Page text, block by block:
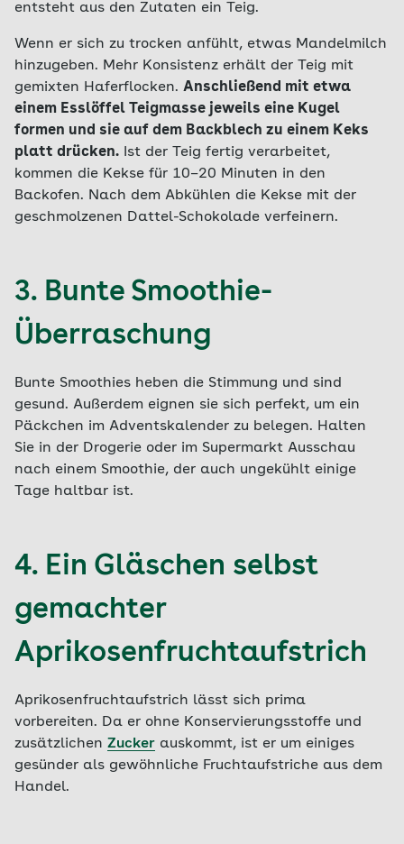
entsteht aus den Zutaten ein Teig.
Wenn er sich zu trocken anfühlt, etwas Mandelmilch
hinzugeben. Mehr Konsistenz erhält der Teig mit
gemixten Haferflocken. Anschließend mit etwa
einem Esslöffel Teigmasse jeweils eine Kugel
formen und sie auf dem Backblech zu einem Keks
platt drücken. Ist der Teig fertig verarbeitet,
kommen die Kekse für 10–20 Minuten in den
Backofen. Nach dem Abkühlen die Kekse mit der
geschmolzenen Dattel-Schokolade verfeinern.
3. Bunte Smoothie-
Überraschung
Bunte Smoothies heben die Stimmung und sind
gesund. Außerdem eignen sie sich perfekt, um ein
Päckchen im Adventskalender zu belegen. Halten
Sie in der Drogerie oder im Supermarkt Ausschau
nach einem Smoothie, der auch ungekühlt einige
Tage haltbar ist.
4. Ein Gläschen selbst
gemachter
Aprikosenfruchtaufstrich
Aprikosenfruchtaufstrich lässt sich prima
vorbereiten. Da er ohne Konservierungsstoffe und
zusätzlichen Zucker auskommt, ist er um einiges
gesünder als gewöhnliche Fruchtaufstriche aus dem
Handel.